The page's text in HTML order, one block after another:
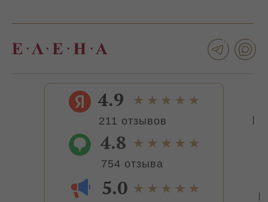
211 отзывов
4.9
754 отзыва
4.8
5.0